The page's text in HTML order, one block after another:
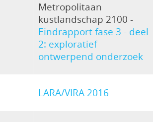
Metropolitaan
kustlandschap 2100 -
Eindrapport fase 3 - deel
2: exploratief
ontwerpend onderzoek
LARA/VIRA 2016